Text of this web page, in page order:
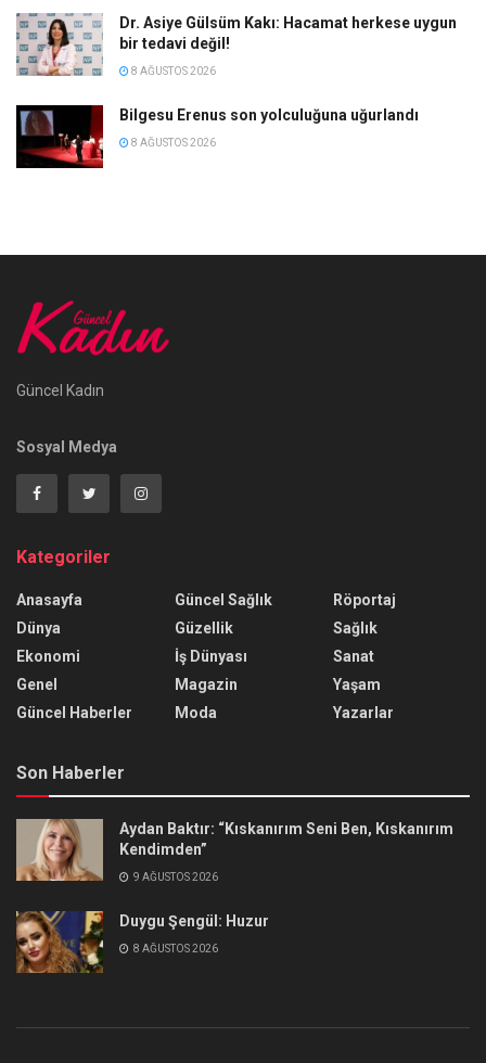
Dr. Asiye Gülsüm Kakı: Hacamat herkese uygun
bir tedavi değil!
8 AĞUSTOS 2026
Bilgesu Erenus son yolculuğuna uğurlandı
8 AĞUSTOS 2026
Güncel Kadın
Sosyal Medya
Kategoriler
Anasayfa
Dünya
Ekonomi
Genel
Güncel Haberler
Güncel Sağlık
Güzellik
İş Dünyası
Magazin
Moda
Röportaj
Sağlık
Sanat
Yaşam
Yazarlar
Son Haberler
Aydan Baktır: “Kıskanırım Seni Ben, Kıskanırım
Kendimden”
9 AĞUSTOS 2026
Duygu Şengül: Huzur
8 AĞUSTOS 2026